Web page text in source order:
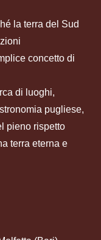
la terra del Sud
concetto di
di luoghi,
pugliese,
pieno rispetto
terra eterna e